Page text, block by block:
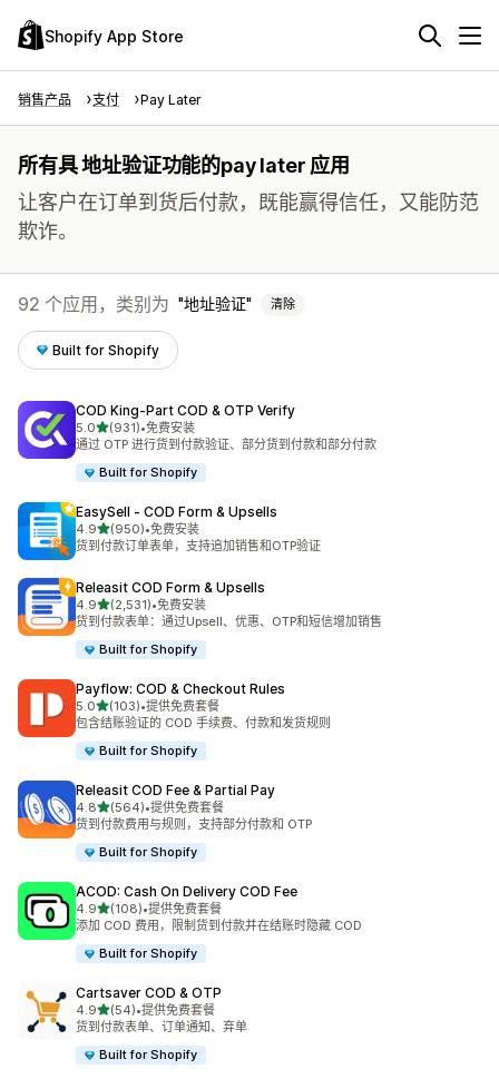
Shopify App Store
销售产品 支付 Pay Later
所有具 地址验证功能的pay later 应用
让客户在订单到货后付款，既能赢得信任，又能防范
欺诈。
92 个应用，类别为 地址验证 清除
Built for Shopify
COD King‑Part COD & OTP Verify
5.0星（满分 5 星）
(931)
总共 931 条评论
•免费安装
通过 OTP 进行货到付款验证、部分货到付款和部分付款
Built for Shopify
EasySell ‑ COD Form & Upsells
4.9星（满分 5 星）
(950)
总共 950 条评论
•免费安装
货到付款订单表单，支持追加销售和OTP验证
Releasit COD Form & Upsells
4.9星（满分 5 星）
(2,531)
总共 2531 条评论
•免费安装
货到付款表单：通过Upsell、优惠、OTP和短信增加销售
Built for Shopify
Payflow: COD & Checkout Rules
5.0星（满分 5 星）
(103)
总共 103 条评论
•提供免费套餐
包含结账验证的 COD 手续费、付款和发货规则
Built for Shopify
Releasit COD Fee & Partial Pay
4.8星（满分 5 星）
(564)
总共 564 条评论
•提供免费套餐
货到付款费用与规则，支持部分付款和 OTP
Built for Shopify
ACOD: Cash On Delivery COD Fee
4.9星（满分 5 星）
(108)
总共 108 条评论
•提供免费套餐
添加 COD 费用，限制货到付款并在结账时隐藏 COD
Built for Shopify
Cartsaver COD & OTP
4.9星（满分 5 星）
(54)
总共 54 条评论
•提供免费套餐
货到付款表单、订单通知、弃单
Built for Shopify